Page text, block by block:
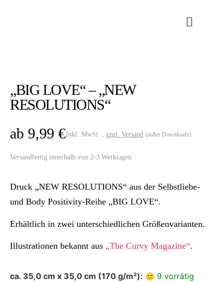
„BIG LOVE“ – „NEW
RESOLUTIONS“
ab 9,99 €Inkl. MwSt. , zzgl. Versand (außer Downloads)
Versandfertig innerhalb von 2-3 Werktagen
Druck „NEW RESOLUTIONS“ aus der Selbstliebe-
und Body Positivity-Reihe „BIG LOVE“.
Erhältlich in zwei unterschiedlichen Größenvarianten.
Illustrationen bekannt aus „The Curvy Magazine“.
ca. 35,0 cm x 35,0 cm (170 g/m²):
9 vorrätig